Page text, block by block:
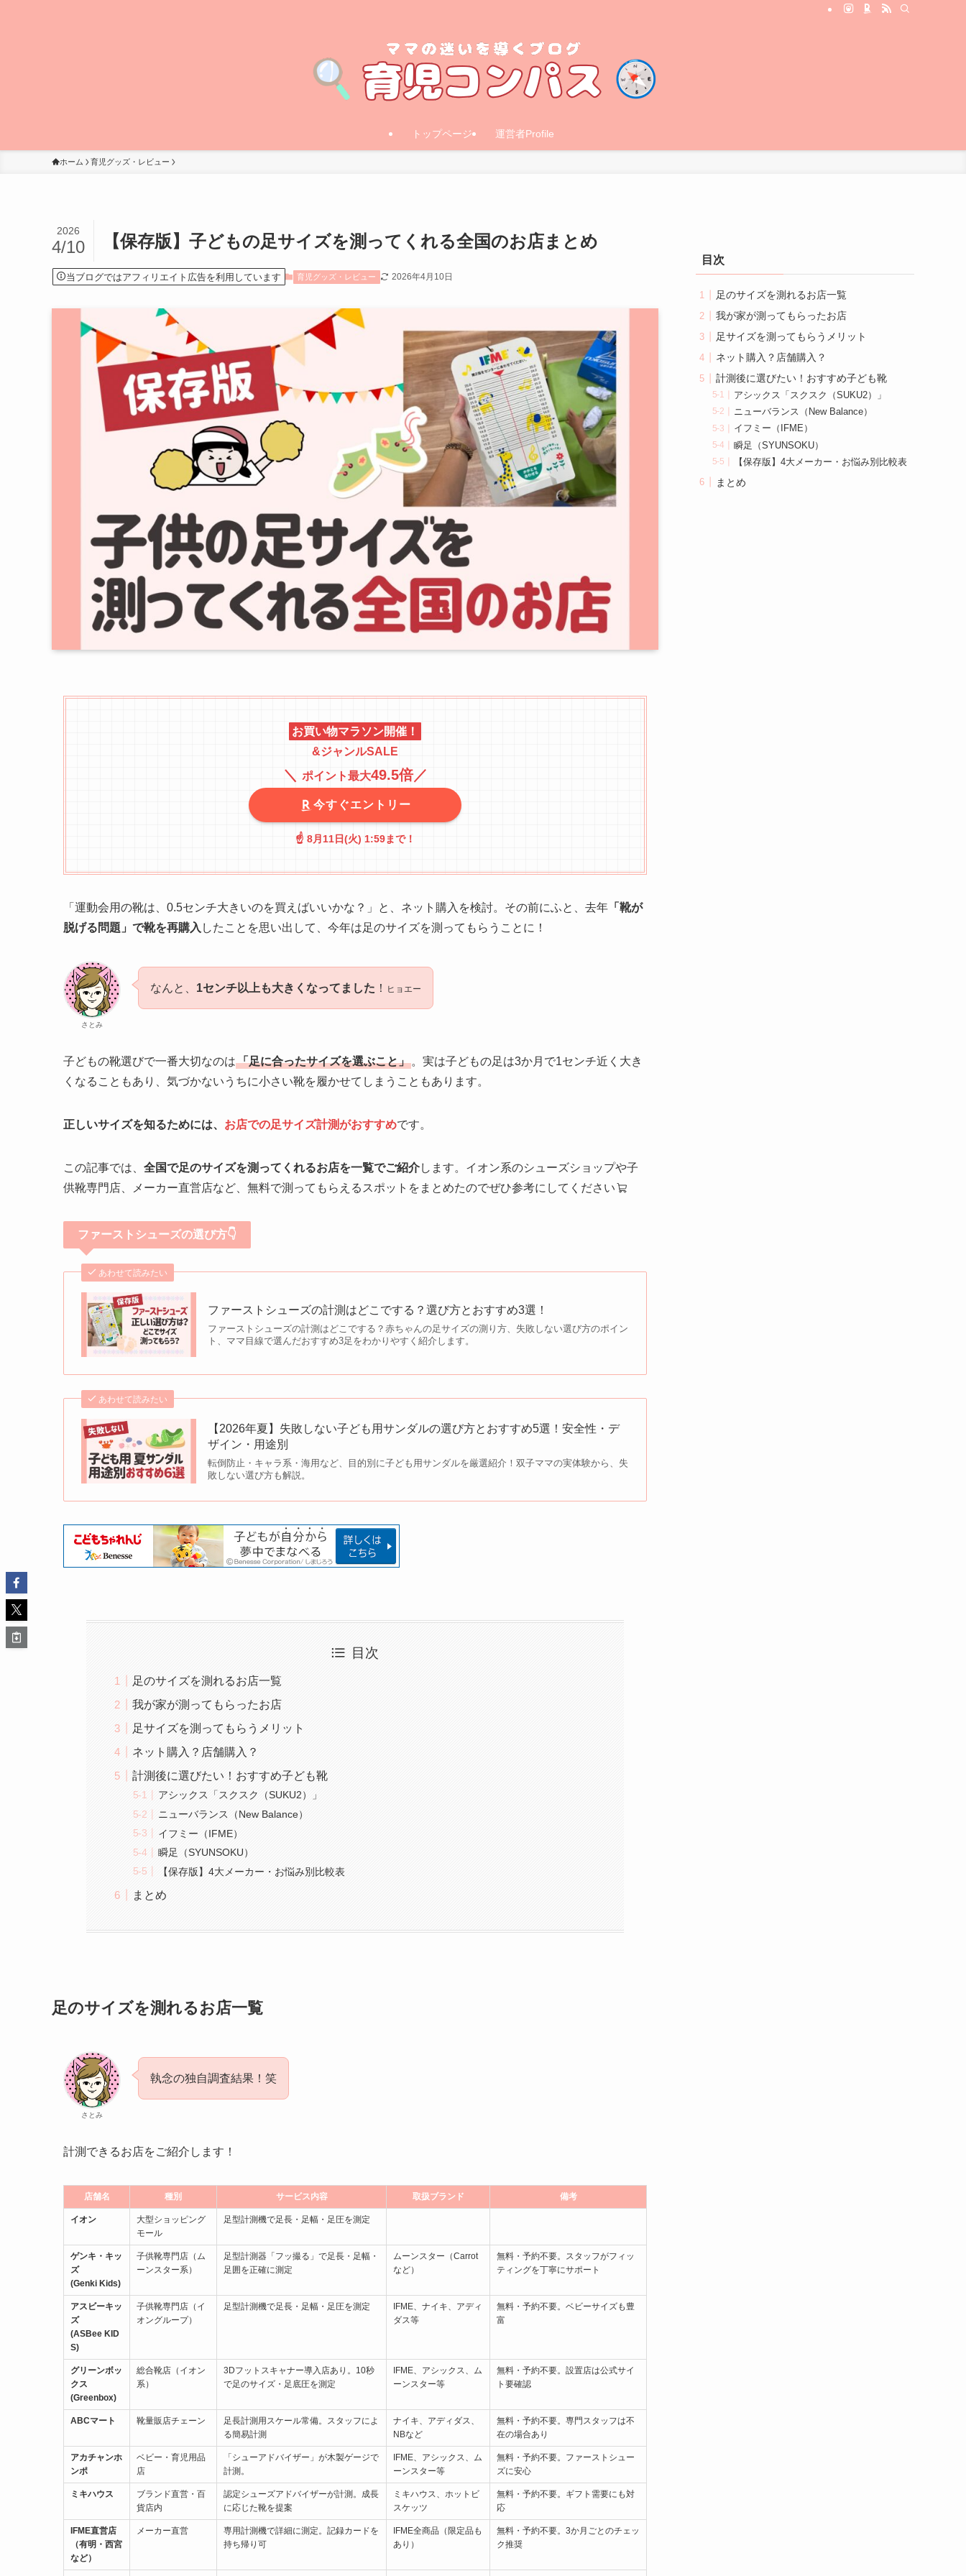
トップページ 運営者Profile
ホーム 育児グッズ・レビュー
【保存版】子どもの足サイズを測ってくれる全国のお店まとめ
2026
4/10
当ブログではアフィリエイト広告を利用しています 育児グッズ・レビュー 2026年4月10日
お買い物マラソン開催！
&ジャンルSALE
＼ ポイント最大49.5倍／
今すぐエントリー
☝️ 8月11日(火) 1:59まで！
「運動会用の靴は、0.5センチ大きいのを買えばいいかな？」と、ネット購入を検討。その前にふと、去年 「靴が
脱げる問題」で靴を再購入 したことを思い出して、今年は足のサイズを測ってもらうことに！
さとみ
なんと、 1センチ以上も大きくなってました ！ ヒョエー
子どもの靴選びで一番大切なのは「足に合ったサイズを選ぶこと」 。実は子どもの足は3か月で1センチ近く大き
くなることもあり、気づかないうちに小さい靴を履かせてしまうこともあります。
正しいサイズを知るためには、 お店での足サイズ計測がおすすめです。
この記事では、 全国で足のサイズを測ってくれるお店を一覧でご紹介します。イオン系のシューズショップや子
供靴専門店、メーカー直営店など、無料で測ってもらえるスポットをまとめたのでぜひ参考にしてください
ファーストシューズの選び方👇
あわせて読みたい
ファーストシューズの計測はどこでする？選び方とおすすめ3選！
ファーストシューズの計測はどこでする？赤ちゃんの足サイズの測り方、失敗しない選び方のポイン
ト、ママ目線で選んだおすすめ3足をわかりやすく紹介します。
あわせて読みたい
【2026年夏】失敗しない子ども用サンダルの選び方とおすすめ5選！安全性・デ
ザイン・用途別
転倒防止・キャラ系・海用など、目的別に子ども用サンダルを厳選紹介！双子ママの実体験から、失
敗しない選び方も解説。
目次
足のサイズを測れるお店一覧
我が家が測ってもらったお店
足サイズを測ってもらうメリット
ネット購入？店舗購入？
計測後に選びたい！おすすめ子ども靴
アシックス「スクスク（SUKU2）」
ニューバランス（New Balance）
イフミー（IFME）
瞬足（SYUNSOKU）
【保存版】4大メーカー・お悩み別比較表
まとめ
足のサイズを測れるお店一覧
さとみ
執念の独自調査結果！笑
計測できるお店をご紹介します！
店舗名 種別 サービス内容 取扱ブランド 備考
イオン
大型ショッピング
モール
足型計測機で足長・足幅・足圧を測定
ゲンキ・キッ
ズ
(Genki Kids)
子供靴専門店（ム
ーンスター系）
足型計測器「フッ撮る」で足長・足幅・
足囲を正確に測定
ムーンスター（Carrot
など）
無料・予約不要。スタッフがフィッ
ティングを丁寧にサポート
アスビーキッ
ズ
(ASBee KID
S)
子供靴専門店（イ
オングループ）
足型計測機で足長・足幅・足圧を測定
IFME、ナイキ、アディ
ダス等
無料・予約不要。ベビーサイズも豊
富
グリーンボッ
クス
(Greenbox)
総合靴店（イオン
系）
3Dフットスキャナー導入店あり。10秒
で足のサイズ・足底圧を測定
IFME、アシックス、ム
ーンスター等
無料・予約不要。設置店は公式サイ
ト要確認
ABCマート 靴量販店チェーン
足長計測用スケール常備。スタッフによ
る簡易計測
ナイキ、アディダス、
NBなど
無料・予約不要。専門スタッフは不
在の場合あり
アカチャンホ
ンポ
ベビー・育児用品
店
「シューアドバイザー」が木製ゲージで
計測。
IFME、アシックス、ム
ーンスター等
無料・予約不要。ファーストシュー
ズに安心
ミキハウス
ブランド直営・百
貨店内
認定シューズアドバイザーが計測。成長
に応じた靴を提案
ミキハウス、ホットビ
スケッツ
無料・予約不要。ギフト需要にも対
応
IFME直営店
（有明・西宮
など）
メーカー直営
専用計測機で詳細に測定。記録カードを
持ち帰り可
IFME全商品（限定品も
あり）
無料・予約不要。3か月ごとのチェッ
ク推奨
目次
足のサイズを測れるお店一覧
我が家が測ってもらったお店
足サイズを測ってもらうメリット
ネット購入？店舗購入？
計測後に選びたい！おすすめ子ども靴
アシックス「スクスク（SUKU2）」
ニューバランス（New Balance）
イフミー（IFME）
瞬足（SYUNSOKU）
【保存版】4大メーカー・お悩み別比較表
まとめ